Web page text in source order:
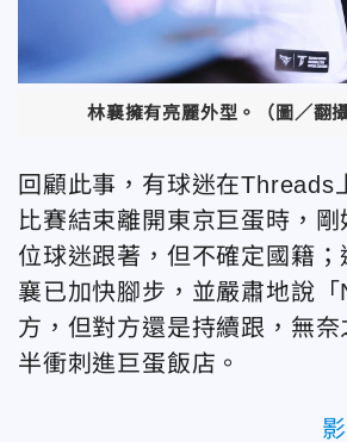
林襄擁有亮麗外型。（圖／翻
回顧此事，有球迷在Threads
比賽結束離開東京巨蛋時，
位球迷跟著，但不確定國籍
襄已加快腳步，並嚴肅地說「
方，但對方還是持續跟，無
半衝刺進巨蛋飯店。